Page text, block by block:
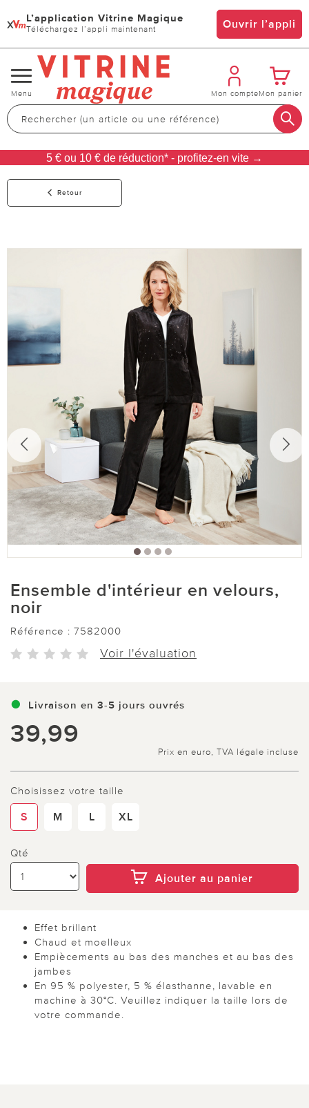
x L’application Vitrine Magique
Téléchargez l’appli maintenant Ouvrir l’appli
Changer
de
navigation
Menu Mon compteMon panier
5 € ou 10 € de réduction* - profitez-en vite →
Retour
Ensemble d'intérieur en velours,
noir
Référence : 7582000
Voir l'évaluation
Livraison en 3-5 jours ouvrés
39,99
Prix en euro, TVA légale incluse
Choisissez votre taille
S M L XL
Qté
Ajouter au panier
Effet brillant
Chaud et moelleux
Empiècements au bas des manches et au bas des
jambes
En 95 % polyester, 5 % élasthanne, lavable en
machine à 30°C. Veuillez indiquer la taille lors de
votre commande.